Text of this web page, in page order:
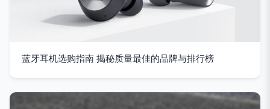
蓝牙耳机选购指南 揭秘质量最佳的品牌与排行榜